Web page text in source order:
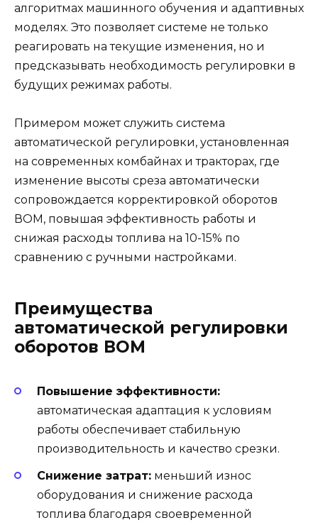
алгоритмах машинного обучения и адаптивных
моделях. Это позволяет системе не только
реагировать на текущие изменения, но и
предсказывать необходимость регулировки в
будущих режимах работы.
Примером может служить система
автоматической регулировки, установленная
на современных комбайнах и тракторах, где
изменение высоты среза автоматически
сопровождается корректировкой оборотов
ВОМ, повышая эффективность работы и
снижая расходы топлива на 10-15% по
сравнению с ручными настройками.
Преимущества
автоматической регулировки
оборотов ВОМ
Повышение эффективности:
автоматическая адаптация к условиям
работы обеспечивает стабильную
производительность и качество срезки.
Снижение затрат: меньший износ
оборудования и снижение расхода
топлива благодаря своевременной